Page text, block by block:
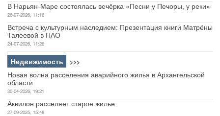
В Нарьян-Маре состоялась вечёрка «Песни у Печоры, у реки»
26-07-2026, 11:16
Встреча с культурным наследием: Презентация книги Матрёны
Талеевой в НАО
24-07-2026, 11:26
Недвижимость >>>
Новая волна расселения аварийного жилья в Архангельской
области
30-04-2026, 19:21
Аквилон расселяет старое жилье
27-09-2025, 15:48